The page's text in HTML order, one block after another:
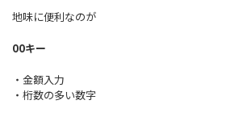
地味に便利なのが
00キー
・金額入力
・桁数の多い数字